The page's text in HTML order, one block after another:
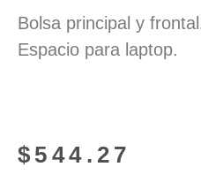
Bolsa principal y
Espacio para laptop.
$ 544.27